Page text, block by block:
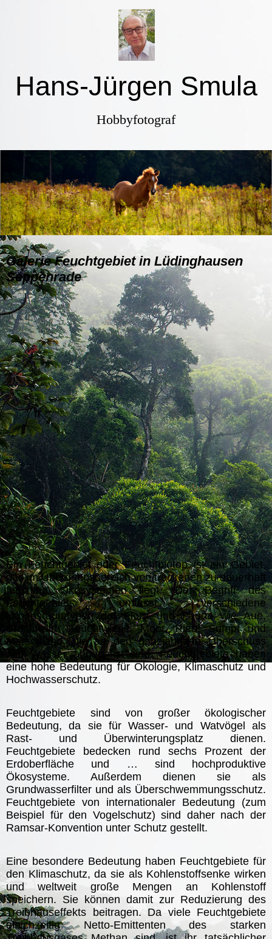
Hans-Jürgen Smula
Hobbyfotograf
Galerie Feuchtgebiet in Lüdinghausen
Seppenrade
Ein Feuchtgebiet oder Feuchtbiotop ist ein Gebiet,
das im Übergangsbereich von trockenen zu dauerhaft
feuchten Ökosystemen liegt. Der Begriff des
Feuchtgebiets umfasst verschiedene
Lebensraumtypen der Flora und Fauna wie Aue,
Bruchwald, Feuchtwiese, Moor, Ried, Sumpf und
Marschland, die an den ganzjährigen Überschuss
von Wasser angepasst sind. Feuchtgebiete haben
eine hohe Bedeutung für Ökologie, Klimaschutz und
Hochwasserschutz.
Feuchtgebiete sind von großer ökologischer
Bedeutung, da sie für Wasser- und Watvögel als
Rast- und Überwinterungsplatz dienen.
Feuchtgebiete bedecken rund sechs Prozent der
Erdoberfläche und … sind hochproduktive
Ökosysteme. Außerdem dienen sie als
Grundwasserfilter und als Überschwemmungsschutz.
Feuchtgebiete von internationaler Bedeutung (zum
Beispiel für den Vogelschutz) sind daher nach der
Ramsar-Konvention unter Schutz gestellt.
Eine besondere Bedeutung haben Feuchtgebiete für
den Klimaschutz, da sie als Kohlenstoffsenke wirken
und weltweit große Mengen an Kohlenstoff
speichern. Sie können damit zur Reduzierung des
Treibhauseffekts beitragen. Da viele Feuchtgebiete
gleichzeitig Netto-Emittenten des starken